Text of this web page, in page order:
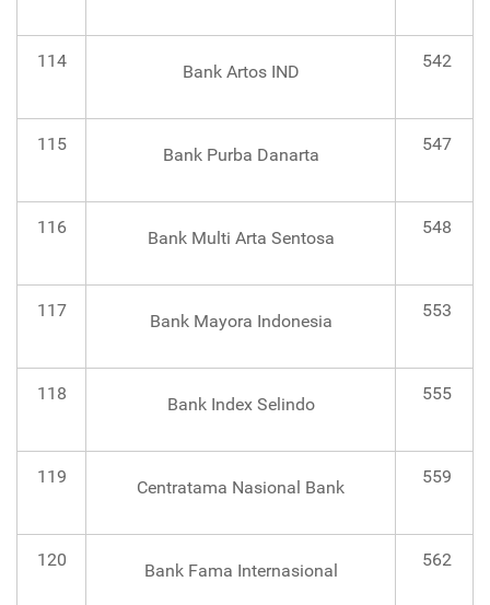
114
Bank Artos IND
542
115
Bank Purba Danarta
547
116
Bank Multi Arta Sentosa
548
117
Bank Mayora Indonesia
553
118
Bank Index Selindo
555
119
Centratama Nasional Bank
559
120
Bank Fama Internasional
562